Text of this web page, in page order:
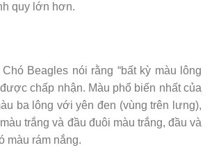
quy lớn hơn.
Beagles nói rằng “bất kỳ màu lông
chấp nhận. Màu phổ biến nhất của
ba lông với yên đen (vùng trên lưng),
trắng và đầu đuôi màu trắng, đầu và
màu rám nắng.